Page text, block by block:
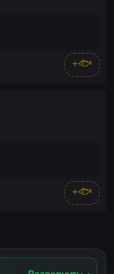
+🐟
+🐟